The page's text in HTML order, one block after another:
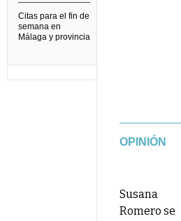
OPINIÓN
Susana
Romero se
Citas para el fin de
semana en
Málaga y provincia